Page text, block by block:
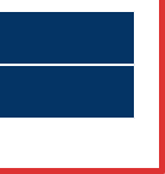
volumi
andiamo a